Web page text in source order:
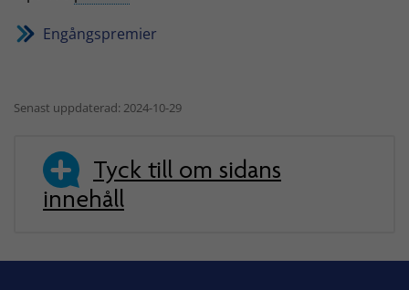
Engångspremier
Senast uppdaterad: 2024-10-29
Tyck till om sidans
innehåll